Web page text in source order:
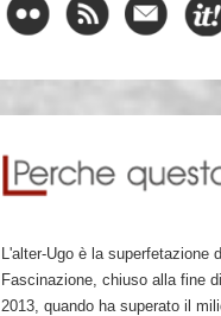
L'alter-Ugo è la superfetazione
Fascinazione, chiuso alla fine
2013, quando ha superato il